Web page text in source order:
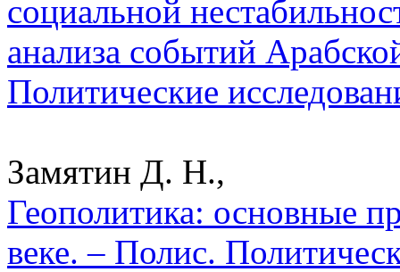
социальной
анализа событий
Политические
Замятин Д. Н.,
Геополитика: основные
веке. – Полис.